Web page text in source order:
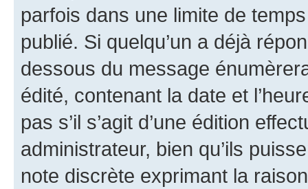
parfois dans une limite de
publié. Si quelqu’un a déjà
dessous du message
édité, contenant la date et
pas s’il s’agit d’une édition
administrateur, bien qu’ils
note discrète exprimant la